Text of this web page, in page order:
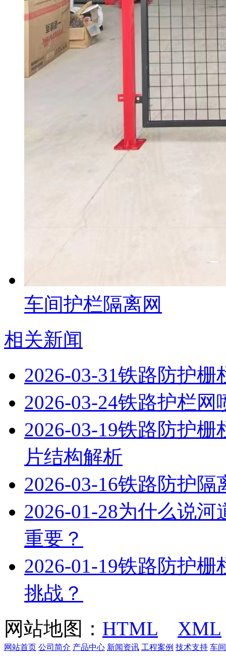
车间护栏隔离网
相关新闻
2026-03-31铁路防护栅
2026-03-24铁路护栏网
2026-03-19铁路防护栅
片结构解析
2026-03-16铁路防护隔
2026-01-28为什么说河
重要？
2026-01-19铁路防护栅
挑战？
网站地图： HTML XML
网站首页 公司简介 产品中心 新闻资讯 工程案例 技术支持 车